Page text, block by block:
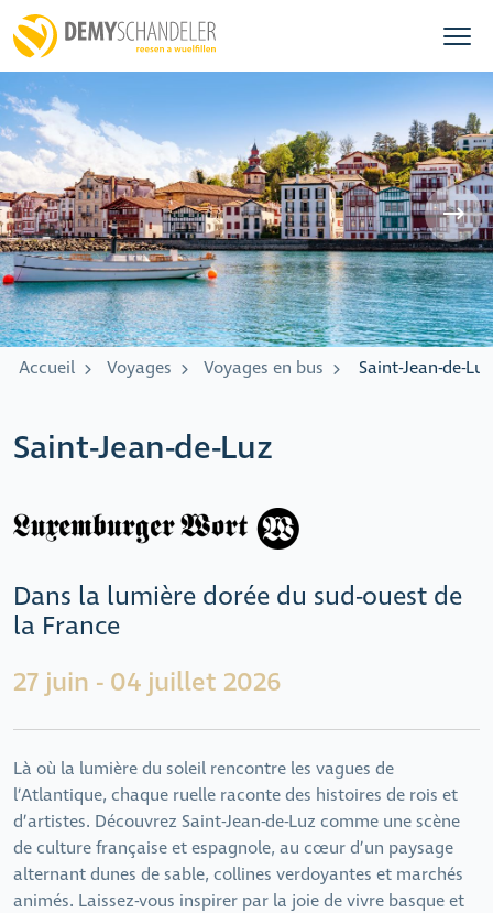
Accueil Voyages Voyages en bus Saint-Jean-de-Luz
Saint-Jean-de-Luz
Dans la lumière dorée du sud-ouest de
la France
27 juin - 04 juillet 2026
Là où la lumière du soleil rencontre les vagues de
l’Atlantique, chaque ruelle raconte des histoires de rois et
d’artistes. Découvrez Saint-Jean-de-Luz comme une scène
de culture française et espagnole, au cœur d’un paysage
alternant dunes de sable, collines verdoyantes et marchés
animés. Laissez-vous inspirer par la joie de vivre basque et